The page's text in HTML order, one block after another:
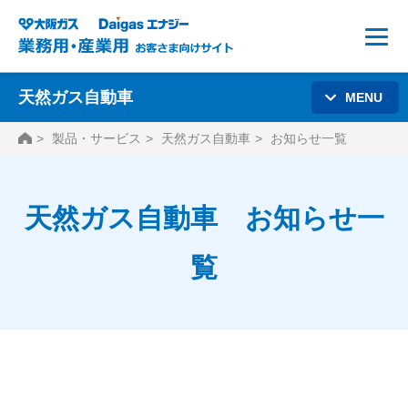
天然ガス自動車 MENU
HOME製品・サービス 天然ガス自動車 お知らせ一覧
天然ガス自動車 お知らせ一
覧